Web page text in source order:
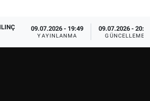
09.07.2026 - 19:49
YAYINLANMA
09.07.2026 -
GÜNCELLEME